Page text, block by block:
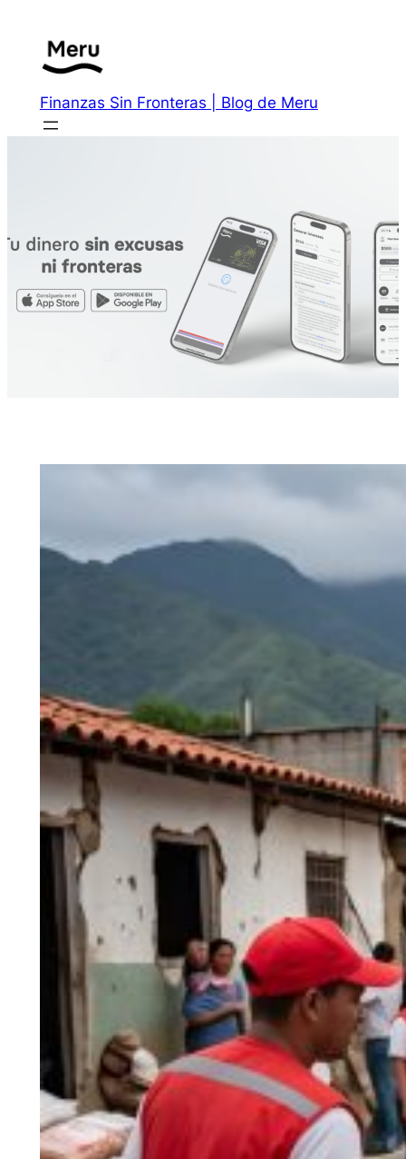
contenido
Finanzas Sin Fronteras | Blog de Meru